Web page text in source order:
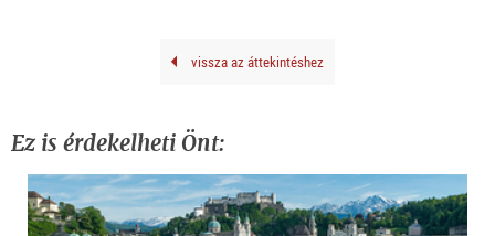
vissza az áttekintéshez
Ez is érdekelheti Önt: